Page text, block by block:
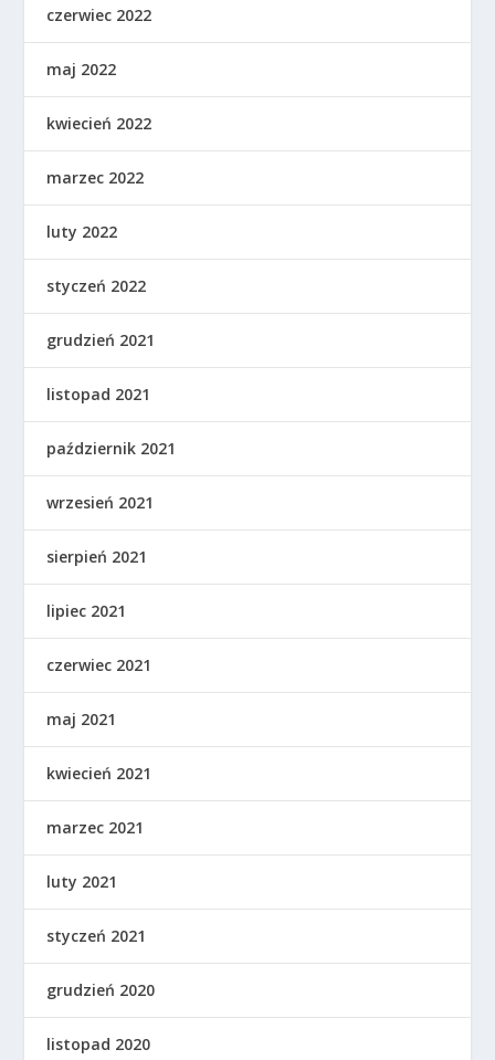
czerwiec 2022
maj 2022
kwiecień 2022
marzec 2022
luty 2022
styczeń 2022
grudzień 2021
listopad 2021
październik 2021
wrzesień 2021
sierpień 2021
lipiec 2021
czerwiec 2021
maj 2021
kwiecień 2021
marzec 2021
luty 2021
styczeń 2021
grudzień 2020
listopad 2020